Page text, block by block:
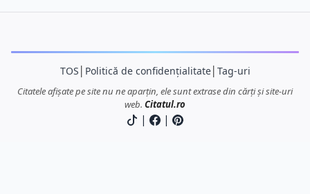
TOS Politică de confidențialitate│ Tag-uri
Citatele afișate pe site nu ne aparțin, ele sunt extrase din cărți și site-uri
web. Citatul.ro
| |